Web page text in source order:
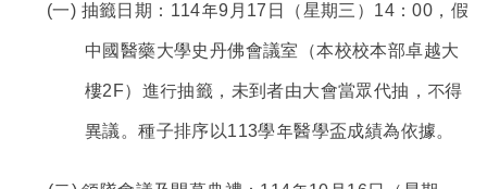
(一) 抽籤日期：114年9月17日（星期三）14：00，假
中國醫藥大學史丹佛會議室（本校校本部卓越大
樓2F）進行抽籤，未到者由大會當眾代抽，不得
異議。種子排序以113學年醫學盃成績為依據。